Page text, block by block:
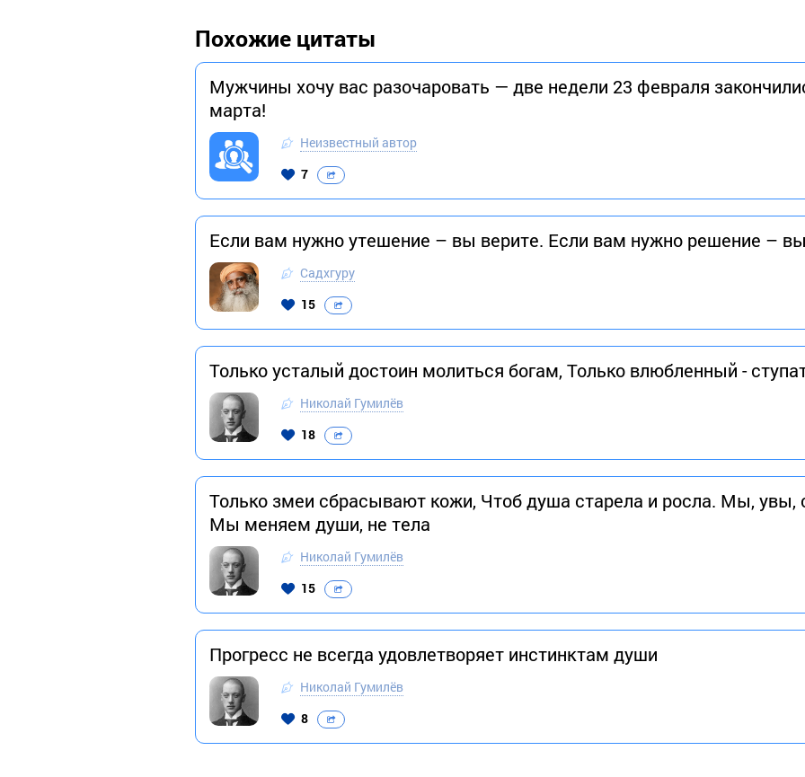
Похожие цитаты
Мужчины хочу вас разочаровать — две недели 23 февраля
марта!
Неизвестный автор
7
Если вам нужно утешение – вы верите. Если вам нужно решение –
Садхгуру
15
Только усталый достоин молиться богам, Только влюбленный -
Николай Гумилёв
18
Только змеи сбрасывают кожи, Чтоб душа старела и росла. Мы, увы,
Мы меняем души, не тела
Николай Гумилёв
15
Прогресс не всегда удовлетворяет инстинктам души
Николай Гумилёв
8